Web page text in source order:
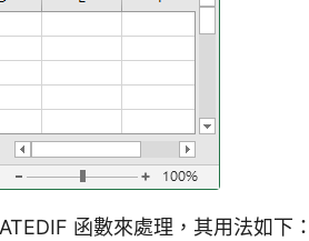
函數來處理，其用法如下